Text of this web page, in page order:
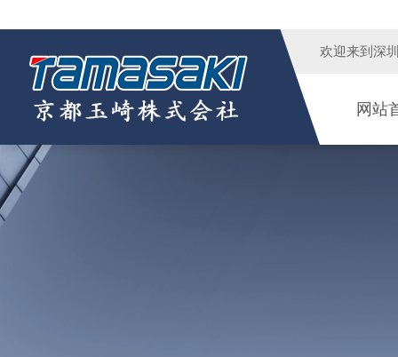
欢迎来到 深
网站